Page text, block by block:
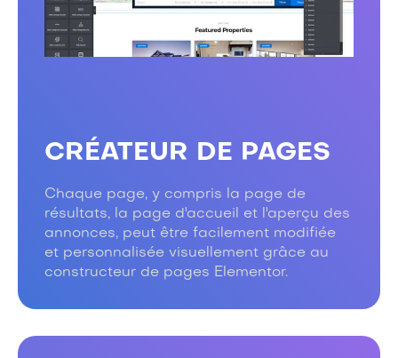
CRÉATEUR DE PAGES
Chaque page, y compris la page de
résultats, la page d'accueil et l'aperçu des
annonces, peut être facilement modifiée
et personnalisée visuellement grâce au
constructeur de pages Elementor.